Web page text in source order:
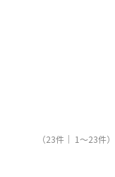
（23件｜ 1～23件）